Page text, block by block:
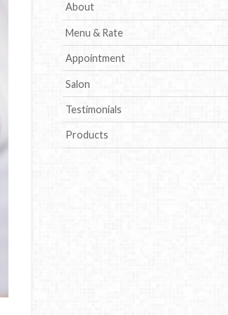
About
Menu & Rate
Appointment
Salon
Testimonials
Products